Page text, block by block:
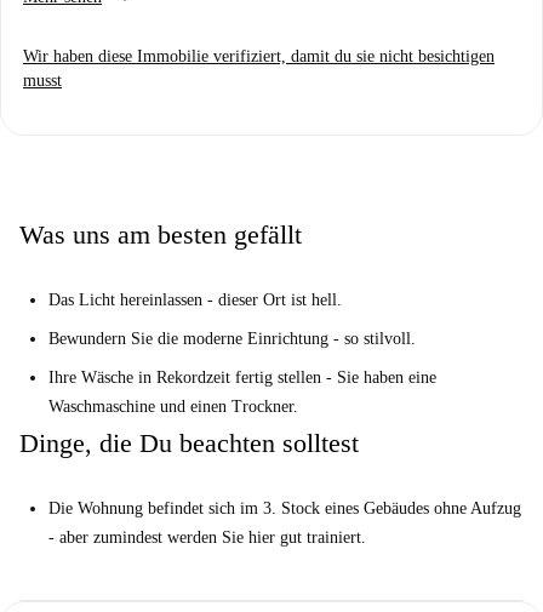
Suchen Sie einen schönen Ort mit viel Sonne?
gesamten Gebäude hat diese Wohnung viel zu bieten.
Ort teilen möchten.
Ihre 3 wichtigsten Gründe, um hier zu leben:
Lassen Sie das Licht herein - dieser Ort ist hell.
Bewundern Sie die moderne Einrichtung - so stilvoll.
Waschmaschine und einen Trockner.
Wir haben diese Immobilie verifiziert, damit du sie nicht besichtigen
musst
Was uns am besten gefällt
Das Licht hereinlassen - dieser Ort ist hell.
Bewundern Sie die moderne Einrichtung - so stilvoll.
Ihre Wäsche in Rekordzeit fertig stellen - Sie haben eine
Waschmaschine und einen Trockner.
Dinge, die Du beachten solltest
Die Wohnung befindet sich im 3. Stock eines Gebäudes ohne Aufzug
- aber zumindest werden Sie hier gut trainiert.